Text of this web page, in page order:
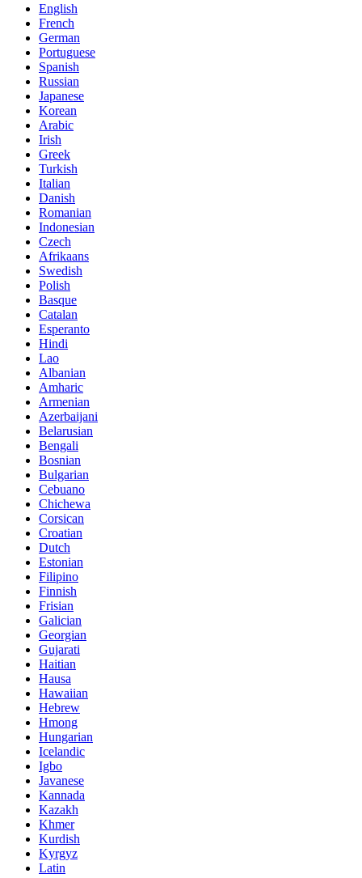
English
French
German
Portuguese
Spanish
Russian
Japanese
Korean
Arabic
Irish
Greek
Turkish
Italian
Danish
Romanian
Indonesian
Czech
Afrikaans
Swedish
Polish
Basque
Catalan
Esperanto
Hindi
Lao
Albanian
Amharic
Armenian
Azerbaijani
Belarusian
Bengali
Bosnian
Bulgarian
Cebuano
Chichewa
Corsican
Croatian
Dutch
Estonian
Filipino
Finnish
Frisian
Galician
Georgian
Gujarati
Haitian
Hausa
Hawaiian
Hebrew
Hmong
Hungarian
Icelandic
Igbo
Javanese
Kannada
Kazakh
Khmer
Kurdish
Kyrgyz
Latin